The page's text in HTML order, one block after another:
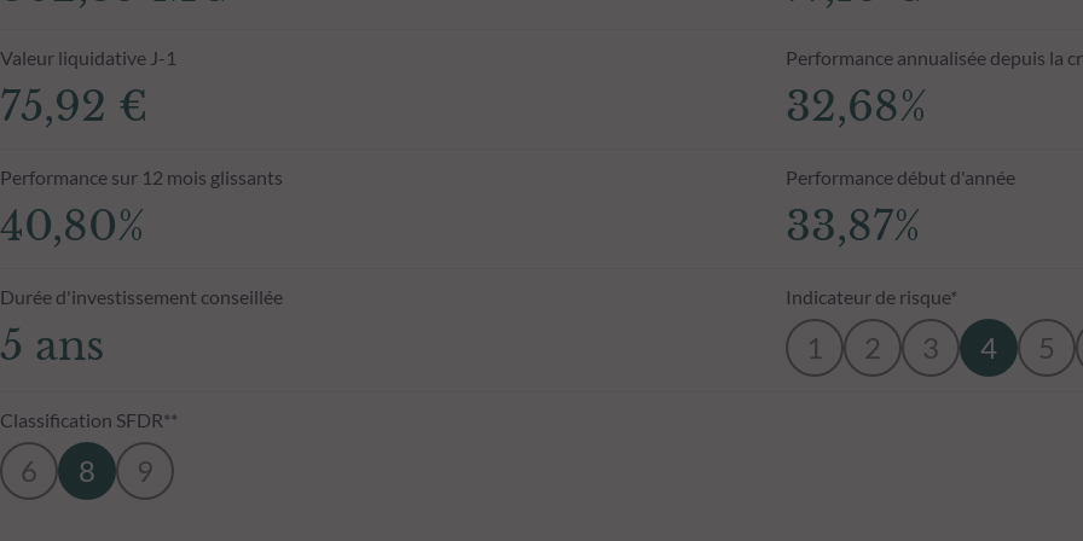
Valeur liquidative J-1
75,92 €
Performance annualisée depuis la
32,68%
Performance sur 12 mois glissants
40,80%
Performance début d'année
33,87%
Durée d'investissement conseillée
5 ans
Indicateur de risque*
1 2 3 4 5
Classification SFDR**
6 8 9